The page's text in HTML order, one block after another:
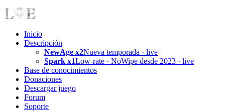
Inicio
Descripción
NewAge x2Nueva temporada · live
Spark x1Low-rate · NoWipe desde 2023 · live
Base de conocimientos
Donaciones
Descargar juego
Forum
Soporte